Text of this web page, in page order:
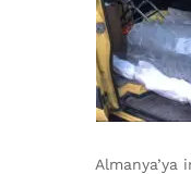
Almanya’ya